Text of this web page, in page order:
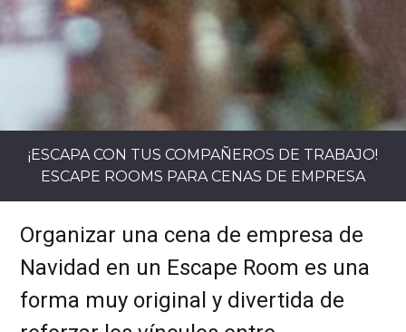
¡ESCAPA CON TUS COMPAÑEROS DE TRABAJO!
ESCAPE ROOMS PARA CENAS DE EMPRESA
Organizar una cena de empresa de
Navidad en un Escape Room es una
forma muy original y divertida de